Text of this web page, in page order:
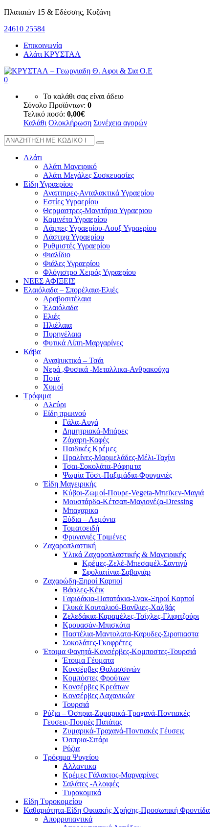
Πλαταιών 15 & Εδέσσης, Κοζάνη
24610 25584
Επικοινωνία
Αλάτι ΚΡΥΣΤΑΛ
0
Το καλάθι σας είναι άδειο
Σύνολο Προϊόντων: 0
Τελικό ποσό: 0,00€
Καλάθι Ολοκλήρωση Συνέχεια αγορών
Αλάτι
Αλάτι Μαγειρικό
Αλάτι Μεγάλες Συσκευασίες
Είδη Υγραερίου
Αναπτηρες-Ανταλακτικά Υγραερίου
Εστίες Υγραερίου
Θερμαστρες-Μανιτάρια Υγραεριου
Καμινέτα Υγραερίου
Λάμπες Υγραερίου-Λουξ Υγραερίου
Λάστιχα Υγραερίου
Ρυθμιστές Υγραερίου
Φιαλίδιο
Φιάλες Υγραερίου
Φλόγιστρο Χειρός Υγραερίου
ΝΕΕΣ ΑΦΙΞΕΙΣ
Ελαιόλαδα – Σπορέλαια-Ελιές
Αραβοσιτέλαια
Έλαιόλαδα
Ελιές
Ηλιέλαια
Πυρηνέλαια
Φυτικά Λίπη-Μαργαρίνες
Κάβα
Αναψυκτικά – Τσάι
Νερά ,Φυσικά -Μεταλλικα-Ανθρακούχα
Ποτά
Χυμοί
Τρόφιμα
Αλεύρι
Είδη πρωινού
Γάλα-Αυγά
Δημητριακά-Μπάρες
Ζάχαρη-Καφές
Παιδικές Κρέμες
Πραλίνες-Μαρμελάδες-Μέλι-Ταχίνι
Τσαι-Σοκολάτα-Ρόφημτα
Ψωμία Τόστ-Παξιμάδια-Φρυγανιές
Έίδη Μαγειρικής
Κύβοι-Ζωμοί-Πουρε-Vegeta-Μπεϊκεν-Μαγιά
Μουστάρδα-Κέτσαπ-Μαγιονέζα-Dressing
Mπαχαρικα
Ξύδια – Λεμόνια
Τοματοειδή
Φρυγανιές Τριμένες
Ζαχαροπλαστική
Υλικά Ζαχαροπλαστικής & Μαγειρικής
Κρέμες-Ζελέ-Μπεσαμέλ-Σαντιγύ
Σφολιατίνια-Σαβαγιάρ
Ζαχαρώδη-Ξηροί Καρποί
Βάφλες-Κέικ
Γαριδάκια-Πατατάκια-Σνακ-Ξηροί Καρποί
Γλυκά Κουταλιού-Βανίλιες-Χαλβάς
Ζελεδάκια-Καραμέλες-Τσίχλες-Γλιφιτζούρι
Κρουασάν-Μπισκότα
Παστέλια-Μαντολατα-Καρυδες-Σιροπιαστα
Σοκολάτες-Γκοφρέτες
Έτοιμα Φαγητά-Κονσέρβες-Κομποστες-Τουρσιά
Έτοιμα Γέυματα
Κονσέρβες Θαλασσινών
Κομπόστες Φρούτων
Κονσέρβες Κρεάτων
Κονσέρβες Λαχανικών
Τουρσιά
Ρύζια – Όσπρια-Ζυμαρικά-Τραχανά-Ποντιακές
Γευσεις-Πουρές Πατάτας
Ζυμαρικά-Τραχανά-Ποντιακές Γέυσεις
Όσπρια-Σιτάρι
Ρύζια
Τρόφιμα Ψυγείου
Αλλαντικα
Κρέμες Γάλακτος-Μαργαρίνες
Σαλάτες -Αλοιφές
Τυροκομικά
Είδη Τυροκομείου
Καθαριότητα-Είδη Οικιακής Χρήσης-Προσωπική Φροντίδα
Απορρυπαντικά